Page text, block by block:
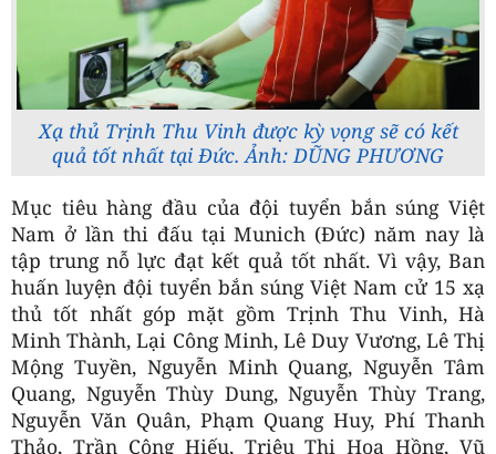
Xạ thủ Trịnh Thu Vinh được kỳ vọng sẽ có kết
quả tốt nhất tại Đức. Ảnh: DŨNG PHƯƠNG
Mục tiêu hàng đầu của đội tuyển bắn súng Việt
Nam ở lần thi đấu tại Munich (Đức) năm nay là
tập trung nỗ lực đạt kết quả tốt nhất. Vì vậy, Ban
huấn luyện đội tuyển bắn súng Việt Nam cử 15 xạ
thủ tốt nhất góp mặt gồm Trịnh Thu Vinh, Hà
Minh Thành, Lại Công Minh, Lê Duy Vương, Lê Thị
Mộng Tuyền, Nguyễn Minh Quang, Nguyễn Tâm
Quang, Nguyễn Thùy Dung, Nguyễn Thùy Trang,
Nguyễn Văn Quân, Phạm Quang Huy, Phí Thanh
Thảo, Trần Công Hiếu, Triệu Thị Hoa Hồng, Vũ